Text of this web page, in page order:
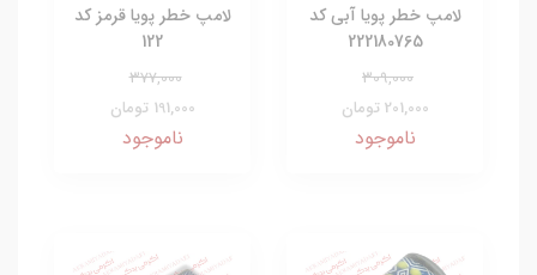
لامپ خطر پویا آبی کد
222180765
309,000
201,000 تومان
ناموجود
لامپ خطر پویا قرمز کد
122
377,000
191,000 تومان
ناموجود